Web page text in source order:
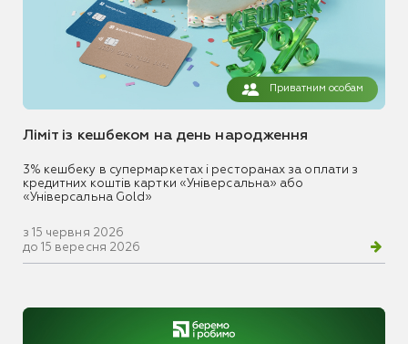
Приватним особам
Ліміт із кешбеком на день народження
3% кешбеку в супермаркетах і ресторанах за оплати з
кредитних коштів картки «Універсальна» або
«Універсальна Gold»
з 15 червня 2026
до 15 вересня 2026